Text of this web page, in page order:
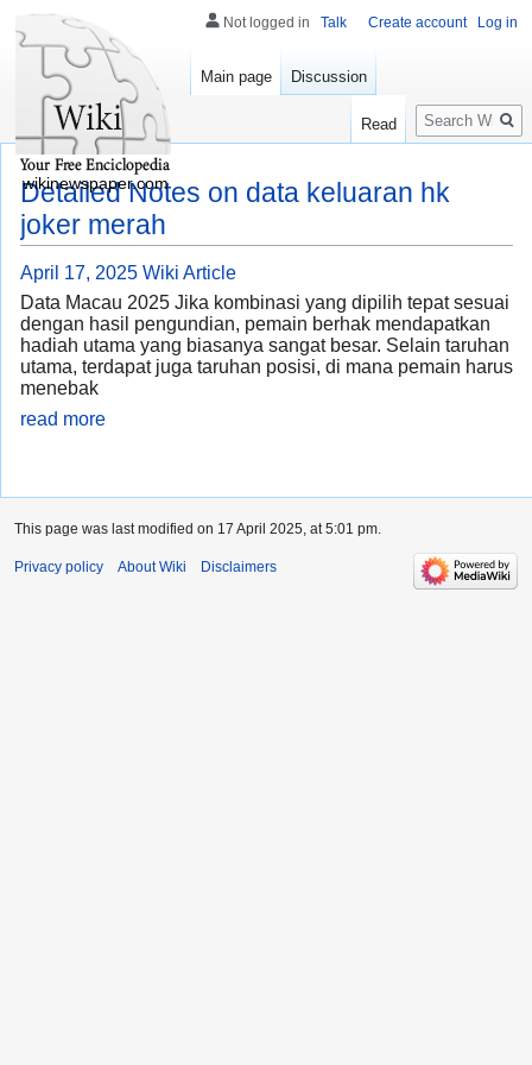
Detailed Notes on data keluaran hk
joker merah
April 17, 2025 Wiki Article
Data Macau 2025 Jika kombinasi yang dipilih tepat sesuai
dengan hasil pengundian, pemain berhak mendapatkan
hadiah utama yang biasanya sangat besar. Selain taruhan
utama, terdapat juga taruhan posisi, di mana pemain harus
menebak
read more
Not logged in Talk Create account Log in
Main page Discussion
Read
Search
wikinewspaper.com
This page was last modified on 17 April 2025, at 5:01 pm.
Privacy policy About Wiki Disclaimers